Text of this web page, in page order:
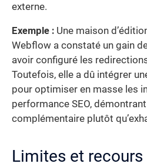
externe.
Exemple : Une maison
Webflow a constaté un gain
avoir configuré les
Toutefois, elle a dû intégrer
pour optimiser en masse les
performance SEO,
complémentaire plutôt
Limites et recours